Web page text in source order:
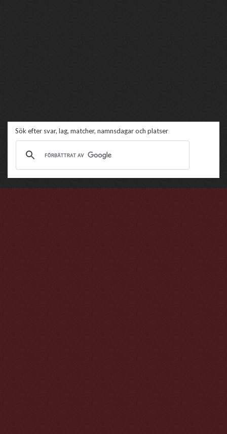
Sök efter svar, lag, matcher, namnsdagar och platser